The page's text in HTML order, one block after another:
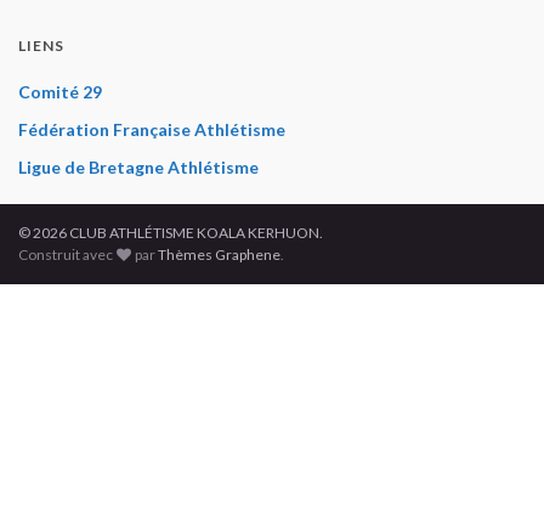
LIENS
Comité 29
Fédération Française Athlétisme
Ligue de Bretagne Athlétisme
© 2026 CLUB ATHLÉTISME KOALA KERHUON.
Construit avec
parThèmes Graphene